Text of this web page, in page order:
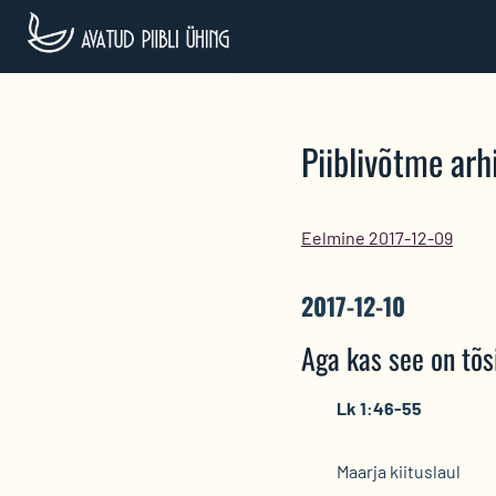
Skip
content
Piiblivõtme
Eelmine 2017-12-09
2017-12-10
Aga kas see on
Lk 1:46-55
Maarja kiituslaul